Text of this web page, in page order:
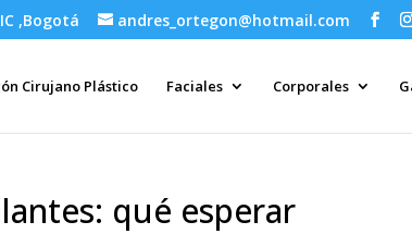
,Bogotá andres_ortegon@hotmail.com
Cirujano Plástico Faciales Corporales
qué esperar